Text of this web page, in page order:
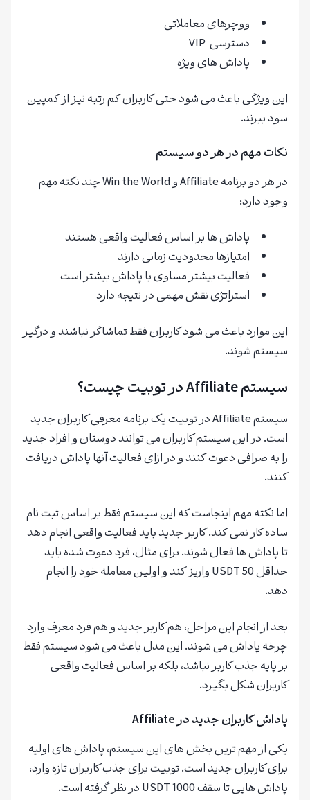
ووچرهای معاملاتی
دسترسی VIP
پاداش های ویژه
این ویژگی باعث می شود حتی کاربران کم رتبه نیز از کمپین
سود ببرند.
نکات مهم در هر دو سیستم
در هر دو برنامه Affiliate و Win the World چند نکته مهم
وجود دارد:
پاداش ها بر اساس فعالیت واقعی هستند
امتیازها محدودیت زمانی دارند
فعالیت بیشتر مساوی با پاداش بیشتر است
استراتژی نقش مهمی در نتیجه دارد
این موارد باعث می شود کاربران فقط تماشاگر نباشند و درگیر
سیستم شوند.
سیستم Affiliate در توبیت چیست؟
سیستم Affiliate در توبیت یک برنامه معرفی کاربران جدید
است. در این سیستم کاربران می توانند دوستان و افراد جدید
را به صرافی دعوت کنند و در ازای فعالیت آنها پاداش دریافت
کنند.
اما نکته مهم اینجاست که این سیستم فقط بر اساس ثبت نام
ساده کار نمی کند. کاربر جدید باید فعالیت واقعی انجام دهد
تا پاداش ها فعال شوند. برای مثال، فرد دعوت شده باید
حداقل 50 USDT واریز کند و اولین معامله خود را انجام
دهد.
بعد از انجام این مراحل، هم کاربر جدید و هم فرد معرف وارد
چرخه پاداش می شوند. این مدل باعث می شود سیستم فقط
بر پایه جذب کاربر نباشد، بلکه بر اساس فعالیت واقعی
کاربران شکل بگیرد.
پاداش کاربران جدید در Affiliate
یکی از مهم ترین بخش های این سیستم، پاداش های اولیه
برای کاربران جدید است. توبیت برای جذب کاربران تازه وارد،
پاداش هایی تا سقف 1000 USDT در نظر گرفته است.